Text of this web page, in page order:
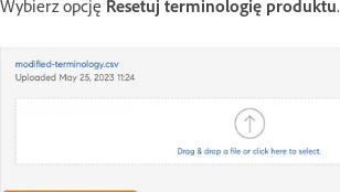
Wybierz opcję Resetuj terminologię produktu.